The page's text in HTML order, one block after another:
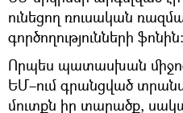
ունեցող ռուսական
գործողությունների ֆոնին։
Որպես պատասխան
ԵՄ–ում գրանցված
մուտքն իր տարածք,